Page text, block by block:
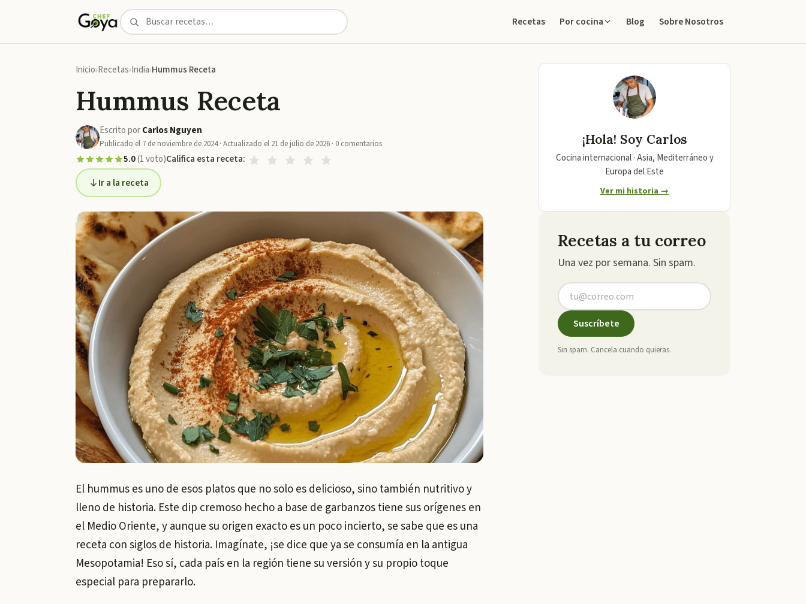
Recetas Por cocina Blog Sobre Nosotros
Inicio Recetas India Hummus Receta
Hummus Receta
Escrito porCarlos Nguyen
Publicado el 7 de noviembre de 2024· Actualizado el 21 de julio de 2026 · 0 comentarios
5.0(1voto)Califica esta receta:
Ir a la receta
El hummus es uno de esos platos que no solo es delicioso, sino también nutritivo y
lleno de historia. Este dip cremoso hecho a base de garbanzos tiene sus orígenes en
el Medio Oriente, y aunque su origen exacto es un poco incierto, se sabe que es una
receta con siglos de historia. Imagínate, ¡se dice que ya se consumía en la antigua
Mesopotamia! Eso sí, cada país en la región tiene su versión y su propio toque
especial para prepararlo.
¡Hola! Soy Carlos
Cocina internacional · Asia, Mediterráneo y
Europa del Este
Ver mi historia →
Recetas a tu correo
Una vez por semana. Sin spam.
Suscríbete
Sin spam. Cancela cuando quieras.